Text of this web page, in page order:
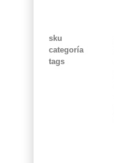
sku
categoría
tags